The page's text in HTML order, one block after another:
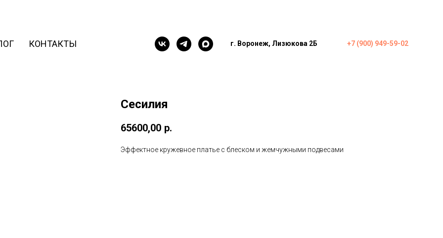
КОНТАКТЫ г. Воронеж, Лизюкова 2Б +7 (900) 949-59-02
Сесилия
65600,00 р.
Эффектное кружевное платье с блеском и жемчужными подвесами